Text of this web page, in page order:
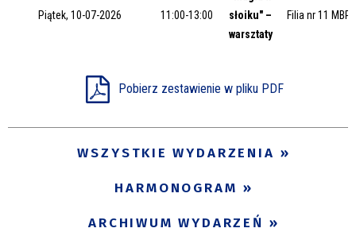
Piątek, 10-07-2026 11:00-13:00
słoiku" –
warsztaty
Filia nr 11
Pobierz zestawienie w pliku PDF
WSZYSTKIE WYDARZENIA
HARMONOGRAM
ARCHIWUM WYDARZEŃ